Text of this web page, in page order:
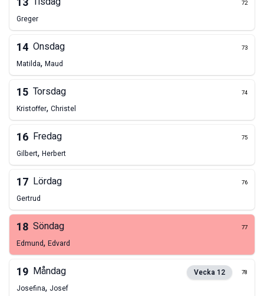
72
Greger
14 Onsdag 73
Matilda, Maud
15 Torsdag 74
Kristoffer, Christel
16 Fredag 75
Gilbert, Herbert
17 Lördag 76
Gertrud
18 Söndag 77
Edmund, Edvard
19 Måndag Vecka 12 78
Josefina, Josef